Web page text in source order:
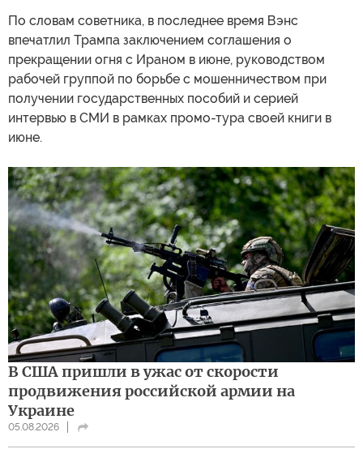
По словам советника, в последнее время Вэнс
впечатлил Трампа заключением соглашения о
прекращении огня с Ираном в июне, руководством
рабочей группой по борьбе с мошенничеством при
получении государственных пособий и серией
интервью в СМИ в рамках промо-тура своей книги в
июне.
В США пришли в ужас от скорости
продвижения российской армии на
Украине
05.08.2026